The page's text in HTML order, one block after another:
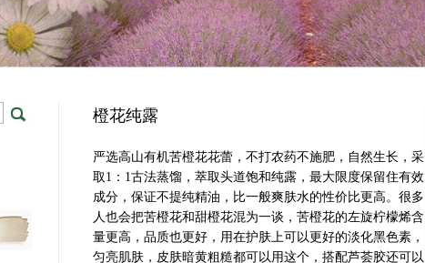
橙花纯露
严选高山有机苦橙花花蕾，不打农药不施肥，自然生长，采
取1：1古法蒸馏，萃取头道饱和纯露，最大限度保留住有效
成分，保证不提纯精油，比一般爽肤水的性价比更高。很多
人也会把苦橙花和甜橙花混为一谈，苦橙花的左旋柠檬烯含
量更高，品质也更好，用在护肤上可以更好的淡化黑色素，
匀亮肌肤，皮肤暗黄粗糙都可以用这个，搭配芦荟胶还可以